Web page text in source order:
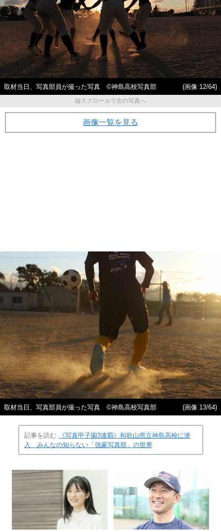
取材当日、写真部員が撮った写真 ©神島高校写真部
(画像 12/64)
縦スクロールで次の写真へ
画像一覧を見る
取材当日、写真部員が撮った写真 ©神島高校写真部 (画像 13/64)
記事を読む
《写真甲子園3連覇》和歌山県立神島高校に潜
入 みんなの知らない「強豪写真部」の世界